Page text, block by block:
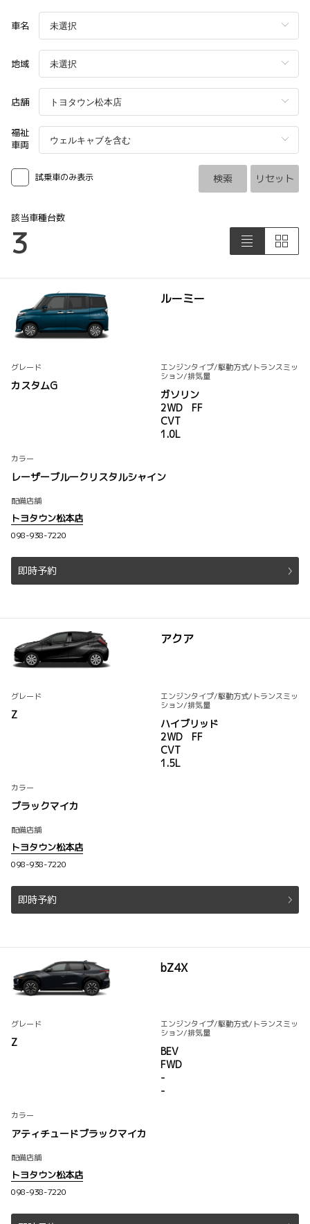
車名
地域
店舗
福祉
車両
試乗車のみ表示 検索 リセット
該当車種台数
3
ルーミー
グレード
カスタムG
エンジンタイプ/駆動方式/ トランスミッ
ション/排気量
ガソリン
2WD FF
CVT
1.0L
カラー
レーザーブルークリスタルシャイン
配備店舗
トヨタウン松本店
098-938-7220
即時予約
アクア
グレード
Z
エンジンタイプ/駆動方式/ トランスミッ
ション/排気量
ハイブリッド
2WD FF
CVT
1.5L
カラー
ブラックマイカ
配備店舗
トヨタウン松本店
098-938-7220
即時予約
bZ4X
グレード
Z
エンジンタイプ/駆動方式/ トランスミッ
ション/排気量
BEV
FWD
-
-
カラー
アティチュードブラックマイカ
配備店舗
トヨタウン松本店
098-938-7220